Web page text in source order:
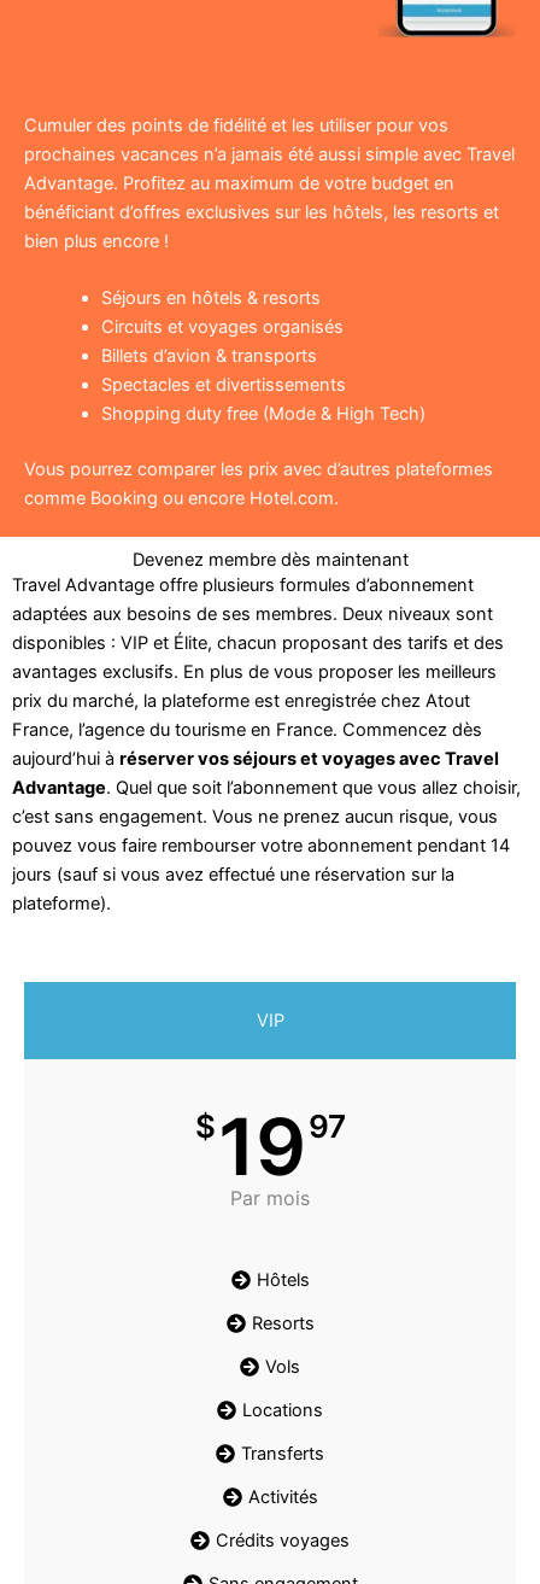
Cumuler des points de fidélité et les utiliser pour vos
prochaines vacances n’a jamais été aussi simple avec Travel
Advantage. Profitez au maximum de votre budget en
bénéficiant d’offres exclusives sur les hôtels, les resorts et
bien plus encore !
Séjours en hôtels & resorts
Circuits et voyages organisés
Billets d’avion & transports
Spectacles et divertissements
Shopping duty free (Mode & High Tech)
Vous pourrez comparer les prix avec d’autres plateformes
comme Booking ou encore Hotel.com.
Devenez membre dès maintenant
Travel Advantage offre plusieurs formules d’abonnement
adaptées aux besoins de ses membres. Deux niveaux sont
disponibles : VIP et Élite, chacun proposant des tarifs et des
avantages exclusifs. En plus de vous proposer les meilleurs
prix du marché, la plateforme est enregistrée chez Atout
France, l’agence du tourisme en France. Commencez dès
aujourd’hui à réserver vos séjours et voyages avec Travel
Advantage. Quel que soit l’abonnement que vous allez choisir,
c’est sans engagement. Vous ne prenez aucun risque, vous
pouvez vous faire rembourser votre abonnement pendant 14
jours (sauf si vous avez effectué une réservation sur la
plateforme).
VIP
$1997
Par mois
Hôtels
Resorts
Vols
Locations
Transferts
Activités
Crédits voyages